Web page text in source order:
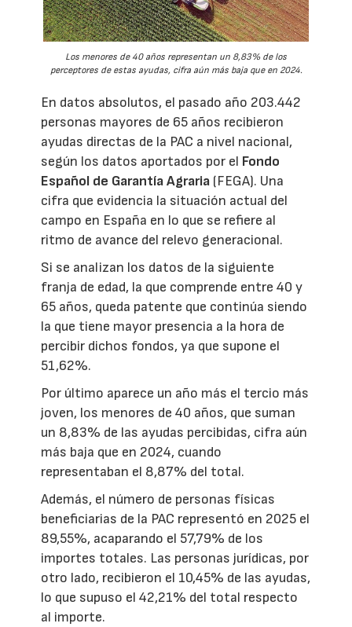
Los menores de 40 años representan un 8,83% de los
perceptores de estas ayudas, cifra aún más baja que en 2024.
En datos absolutos, el pasado año 203.442
personas mayores de 65 años recibieron
ayudas directas de la PAC a nivel nacional,
según los datos aportados por el Fondo
Español de Garantía Agraria (FEGA). Una
cifra que evidencia la situación actual del
campo en España en lo que se refiere al
ritmo de avance del relevo generacional.
Si se analizan los datos de la siguiente
franja de edad, la que comprende entre 40 y
65 años, queda patente que continúa siendo
la que tiene mayor presencia a la hora de
percibir dichos fondos, ya que supone el
51,62%.
Por último aparece un año más el tercio más
joven, los menores de 40 años, que suman
un 8,83% de las ayudas percibidas, cifra aún
más baja que en 2024, cuando
representaban el 8,87% del total.
Además, el número de personas físicas
beneficiarias de la PAC representó en 2025 el
89,55%, acaparando el 57,79% de los
importes totales. Las personas jurídicas, por
otro lado, recibieron el 10,45% de las ayudas,
lo que supuso el 42,21% del total respecto
al importe.